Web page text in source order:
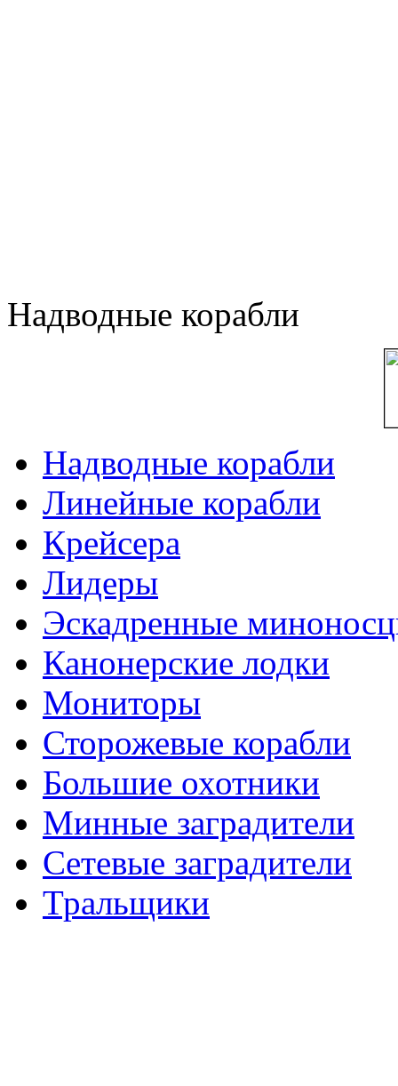
Надводные корабли
Надводные корабли
Линейные корабли
Крейсера
Лидеры
Эскадренные
Канонерские лодки
Мониторы
Сторожевые корабли
Большие охотники
Минные заградители
Сетевые заградители
Тральщики